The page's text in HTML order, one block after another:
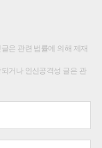
은 관련 법률에 의해 제재
거나 인신공격성 글은 관